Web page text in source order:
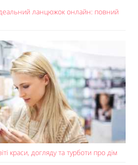
ланцюжок онлайн: повний
краси, догляду та турботи про дім